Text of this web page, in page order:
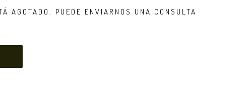
AGOTADO. PUEDE ENVIARNOS UNA CONSULTA